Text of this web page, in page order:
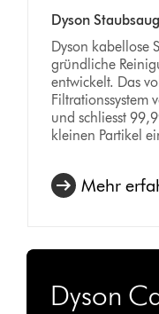
Dyson
Dyson kabellose
gründliche
entwickelt. Das
Filtrationssystem
und schliesst
kleinen Partikel
Mehr
Dyson